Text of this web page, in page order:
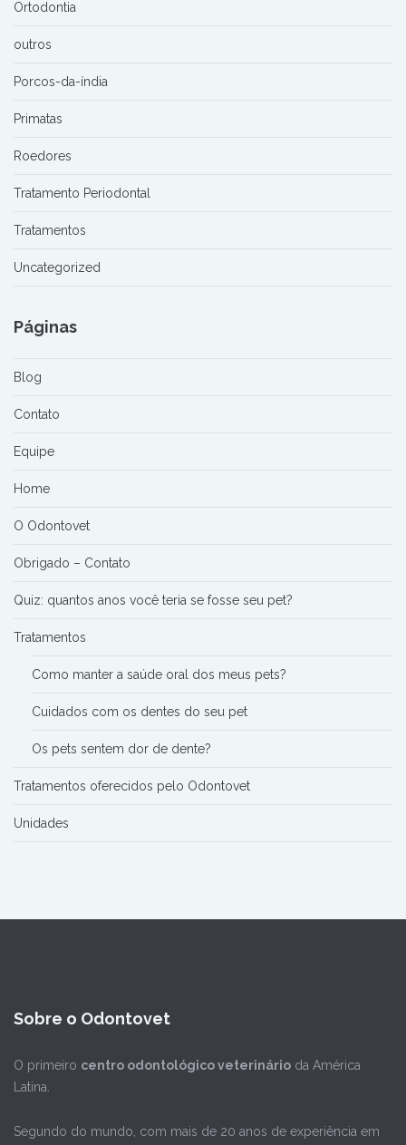
Ortodontia
outros
Porcos-da-índia
Primatas
Roedores
Tratamento Periodontal
Tratamentos
Uncategorized
Páginas
Blog
Contato
Equipe
Home
O Odontovet
Obrigado – Contato
Quiz: quantos anos você teria se fosse seu pet?
Tratamentos
Como manter a saúde oral dos meus pets?
Cuidados com os dentes do seu pet
Os pets sentem dor de dente?
Tratamentos oferecidos pelo Odontovet
Unidades
Sobre o Odontovet
O primeiro centro odontológico veterinário da América
Latina.
Segundo do mundo, com mais de 20 anos de experiência em